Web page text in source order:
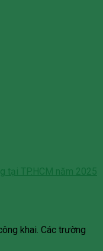
tại TP.HCM năm 2025
khai. Các trường